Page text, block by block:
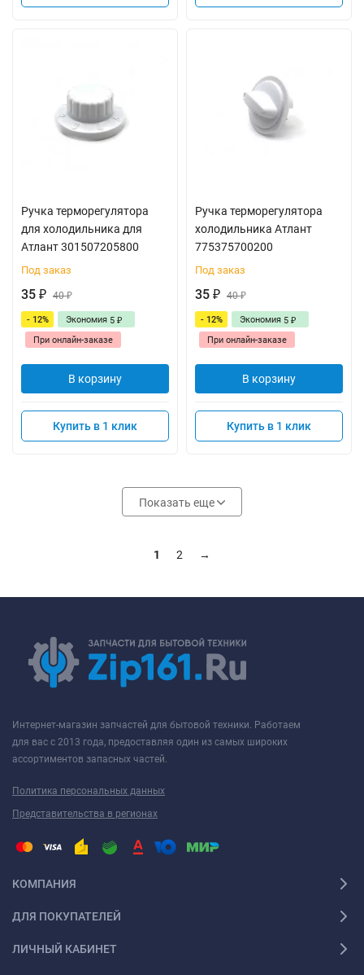
Ручка терморегулятора
для холодильника для
Атлант 301507205800
Под заказ
35 ₽ 40₽
- 12% Экономия 5 ₽
При онлайн-заказе
В корзину
Купить в 1 клик
Ручка терморегулятора
холодильника Атлант
775375700200
Под заказ
35 ₽ 40₽
- 12% Экономия 5 ₽
При онлайн-заказе
В корзину
Купить в 1 клик
Показать еще
1 2 →
Интернет-магазин запчастей для бытовой техники. Работаем
для вас с 2013 года, предоставляя один из самых широких
ассортиментов запасных частей.
Политика персональных данных
Представительства в регионах
КОМПАНИЯ
ДЛЯ ПОКУПАТЕЛЕЙ
ЛИЧНЫЙ КАБИНЕТ